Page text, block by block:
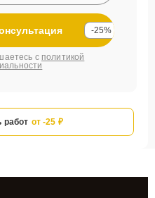
-25%
с политикой
работ от -25 ₽